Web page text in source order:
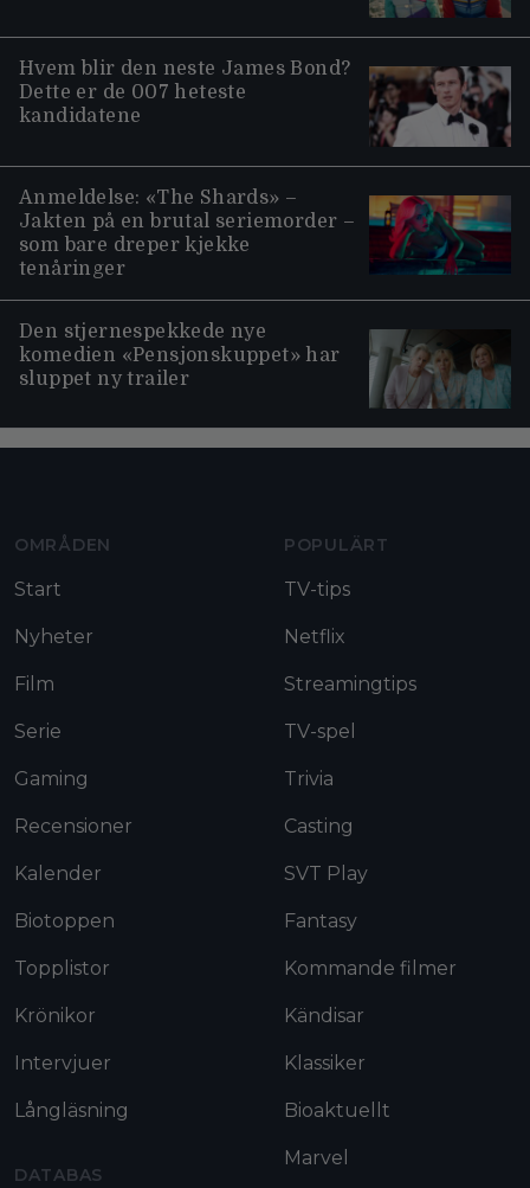
Hvem blir den neste James Bond?
Dette er de 007 heteste
kandidatene
Anmeldelse: «The Shards» –
Jakten på en brutal seriemorder –
som bare dreper kjekke
tenåringer
Den stjernespekkede nye
komedien «Pensjonskuppet» har
sluppet ny trailer
OMRÅDEN
Start
Nyheter
Film
Serie
Gaming
Recensioner
Kalender
Biotoppen
Topplistor
Krönikor
Intervjuer
Långläsning
DATABAS
POPULÄRT
TV-tips
Netflix
Streamingtips
TV-spel
Trivia
Casting
SVT Play
Fantasy
Kommande filmer
Kändisar
Klassiker
Bioaktuellt
Marvel